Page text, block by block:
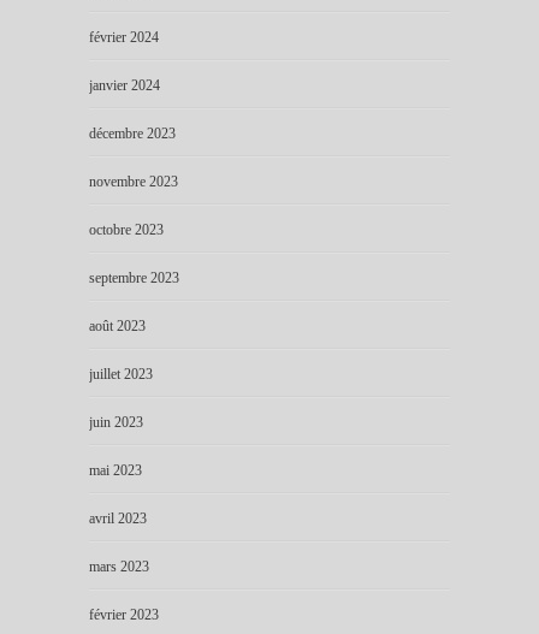
février 2024
janvier 2024
décembre 2023
novembre 2023
octobre 2023
septembre 2023
août 2023
juillet 2023
juin 2023
mai 2023
avril 2023
mars 2023
février 2023